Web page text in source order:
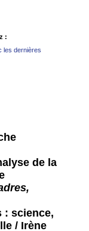
:
les dernières
de la
: science,
/ Irène